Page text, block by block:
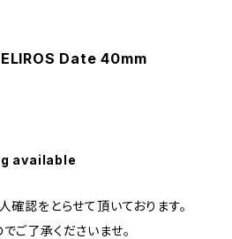
Date 40mm
available
認をとらせて頂いております。
ご了承くださいませ。